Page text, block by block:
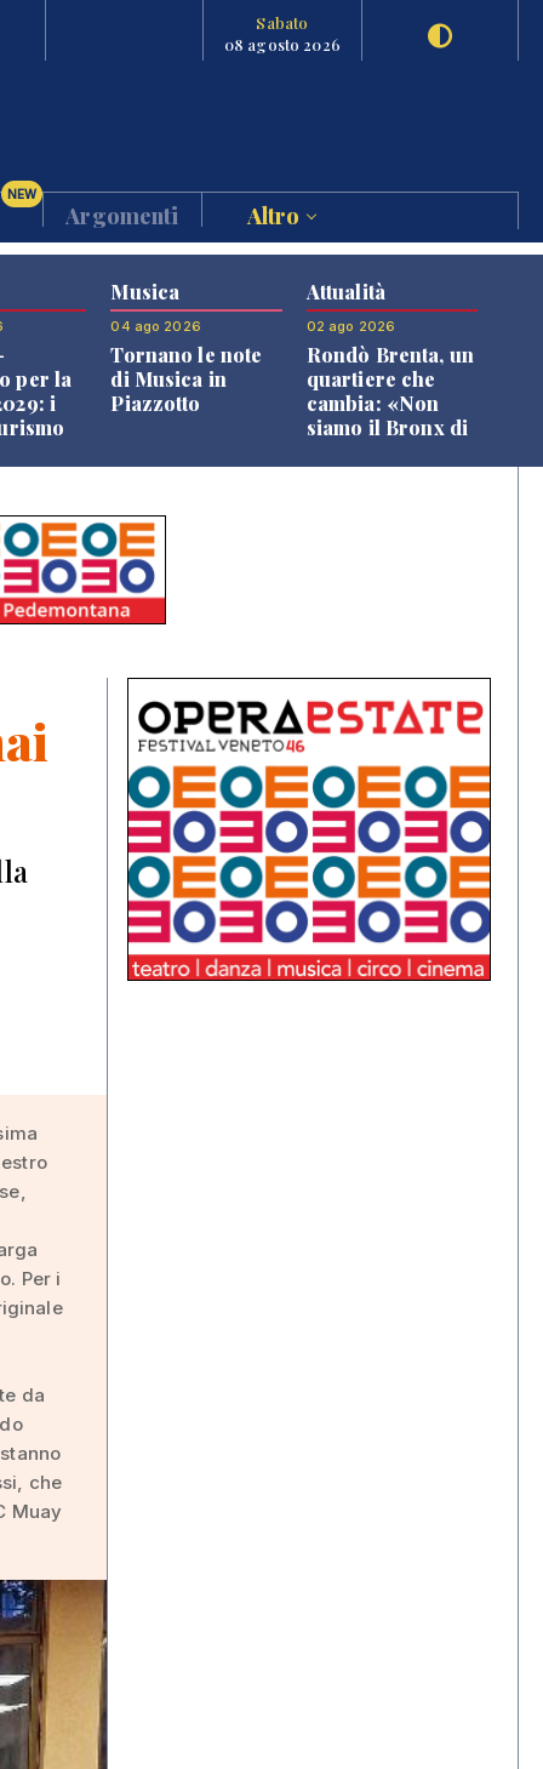
Sabato
08 agosto 2026
NEW
Argomenti Altro
per la
i
Musica
04 ago 2026
Tornano le note
di Musica in
Piazzotto
Attualità
02 ago 2026
Rondò Brenta, un
quartiere che
cambia: «Non
siamo il Bronx di
Per i
da
che
Muay